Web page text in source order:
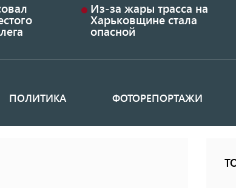
Из-за жары трасса на
Харьковщине стала
опасной
ПОЛИТИКА ФОТОРЕПОРТАЖИ